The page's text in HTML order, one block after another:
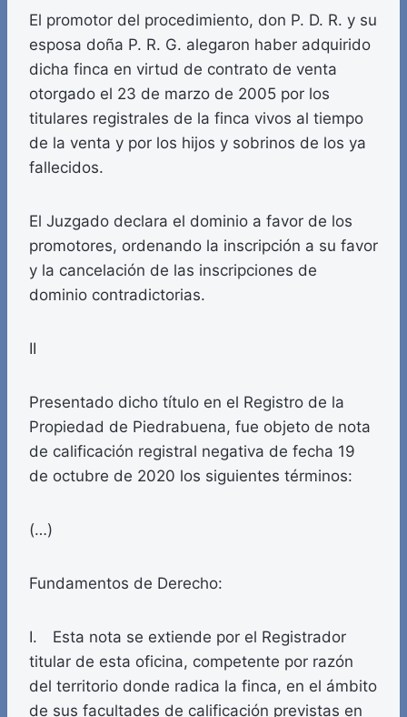
El promotor del procedimiento, don P. D. R. y su
esposa doña P. R. G. alegaron haber adquirido
dicha finca en virtud de contrato de venta
otorgado el 23 de marzo de 2005 por los
titulares registrales de la finca vivos al tiempo
de la venta y por los hijos y sobrinos de los ya
fallecidos.
El Juzgado declara el dominio a favor de los
promotores, ordenando la inscripción a su favor
y la cancelación de las inscripciones de
dominio contradictorias.
II
Presentado dicho título en el Registro de la
Propiedad de Piedrabuena, fue objeto de nota
de calificación registral negativa de fecha 19
de octubre de 2020 los siguientes términos:
(…)
Fundamentos de Derecho:
I. Esta nota se extiende por el Registrador
titular de esta oficina, competente por razón
del territorio donde radica la finca, en el ámbito
de sus facultades de calificación previstas en